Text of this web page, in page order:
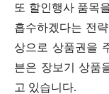
또 할인행사 품목
흡수하겠다는 전
상으로 상품권을
븐은 장보기 상품
고 있습니다.